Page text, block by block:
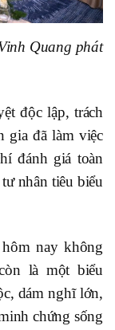
Quang phát
độc lập, trách
gia đã làm việc
đánh giá toàn
nhân tiêu biểu
nay không
là một biểu
dám nghĩ lớn,
chứng sống